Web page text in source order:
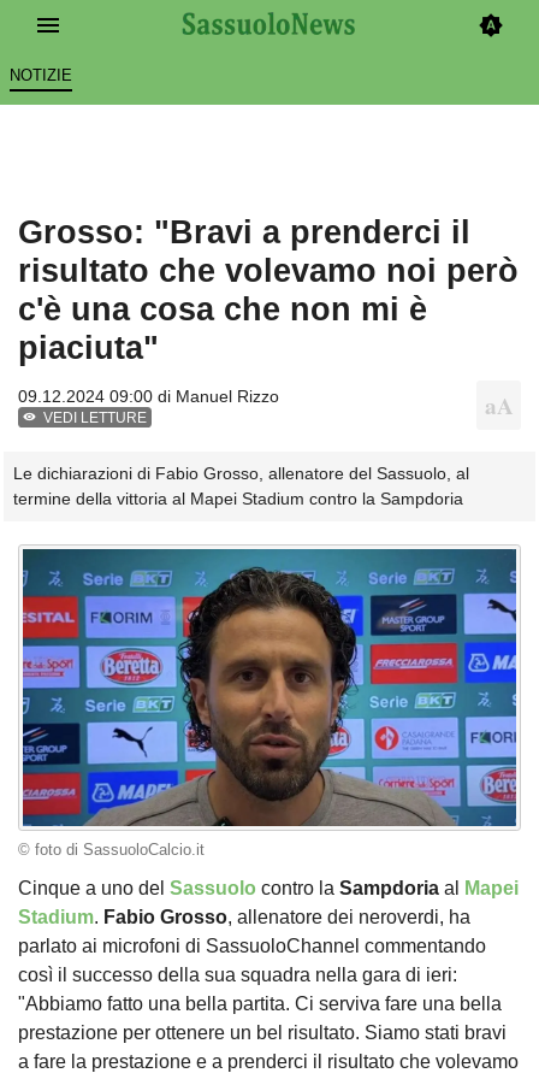
NOTIZIE
Grosso: "Bravi a prenderci il
risultato che volevamo noi però
c'è una cosa che non mi è
piaciuta"
09.12.2024 09:00 di Manuel Rizzo
VEDI LETTURE
Le dichiarazioni di Fabio Grosso, allenatore del Sassuolo, al
termine della vittoria al Mapei Stadium contro la Sampdoria
© foto di SassuoloCalcio.it
Cinque a uno del Sassuolo contro la Sampdoria al
Mapei
Stadium. Fabio Grosso, allenatore dei neroverdi, ha
parlato ai microfoni di SassuoloChannel commentando
così il successo della sua squadra nella gara di ieri:
"Abbiamo fatto una bella partita. Ci serviva fare una bella
prestazione per ottenere un bel risultato. Siamo stati bravi
a fare la prestazione e a prenderci il risultato che volevamo